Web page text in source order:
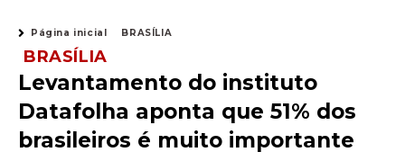
Página inicial BRASÍLIA
BRASÍLIA
Levantamento do instituto
Datafolha aponta que 51% dos
brasileiros é muito importante